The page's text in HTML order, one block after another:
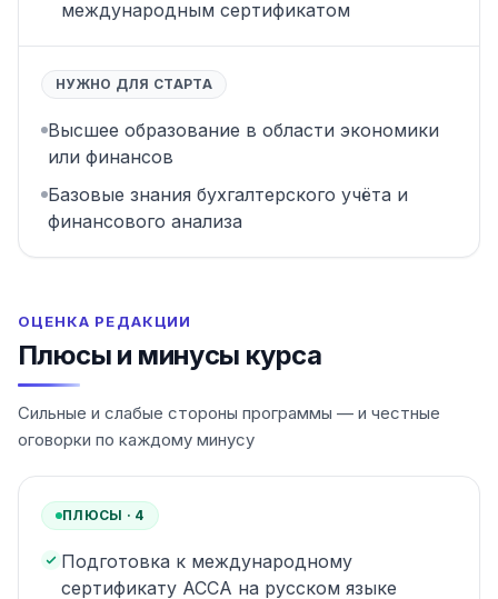
международным сертификатом
НУЖНО ДЛЯ СТАРТА
Высшее образование в области экономики
или финансов
Базовые знания бухгалтерского учёта и
финансового анализа
ОЦЕНКА РЕДАКЦИИ
Плюсы и минусы курса
Сильные и слабые стороны программы — и честные
оговорки по каждому минусу
ПЛЮСЫ · 4
Подготовка к международному
сертификату ACCA на русском языке